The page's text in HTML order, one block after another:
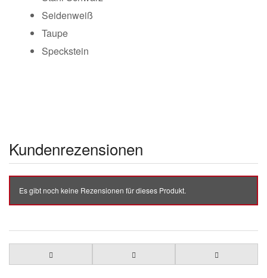
Seidenweiß
Taupe
Speckstein
Kundenrezensionen
Es gibt noch keine Rezensionen für dieses Produkt.